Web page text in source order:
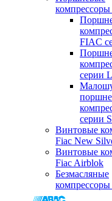
компрессоры
FIAC
серии
серии
Винтовые
Fiac New
Винтовые
Fiac Airblok
Безмасляные
компрессоры